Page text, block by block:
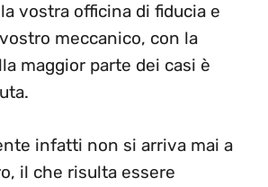
vostra officina di fiducia e
meccanico, con la
maggior parte dei casi è
infatti non si arriva mai a
il che risulta essere